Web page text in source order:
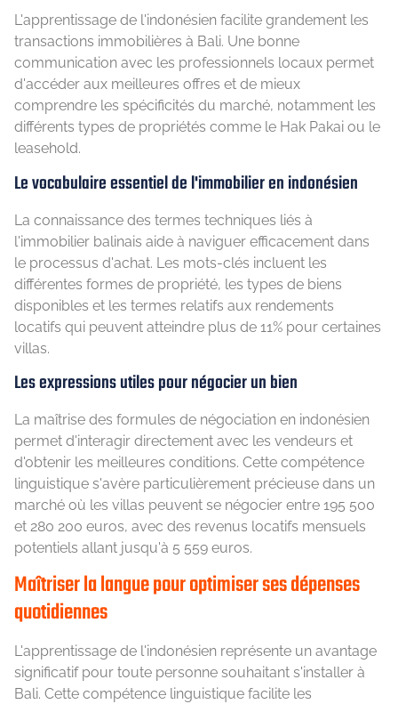
L'apprentissage de l'indonésien facilite grandement les
transactions immobilières à Bali. Une bonne
communication avec les professionnels locaux permet
d'accéder aux meilleures offres et de mieux
comprendre les spécificités du marché, notamment les
différents types de propriétés comme le Hak Pakai ou le
leasehold.
Le vocabulaire essentiel de l'immobilier en indonésien
La connaissance des termes techniques liés à
l'immobilier balinais aide à naviguer efficacement dans
le processus d'achat. Les mots-clés incluent les
différentes formes de propriété, les types de biens
disponibles et les termes relatifs aux rendements
locatifs qui peuvent atteindre plus de 11% pour certaines
villas.
Les expressions utiles pour négocier un bien
La maîtrise des formules de négociation en indonésien
permet d'interagir directement avec les vendeurs et
d'obtenir les meilleures conditions. Cette compétence
linguistique s'avère particulièrement précieuse dans un
marché où les villas peuvent se négocier entre 195 500
et 280 200 euros, avec des revenus locatifs mensuels
potentiels allant jusqu'à 5 559 euros.
Maîtriser la langue pour optimiser ses dépenses
quotidiennes
L'apprentissage de l'indonésien représente un avantage
significatif pour toute personne souhaitant s'installer à
Bali. Cette compétence linguistique facilite les